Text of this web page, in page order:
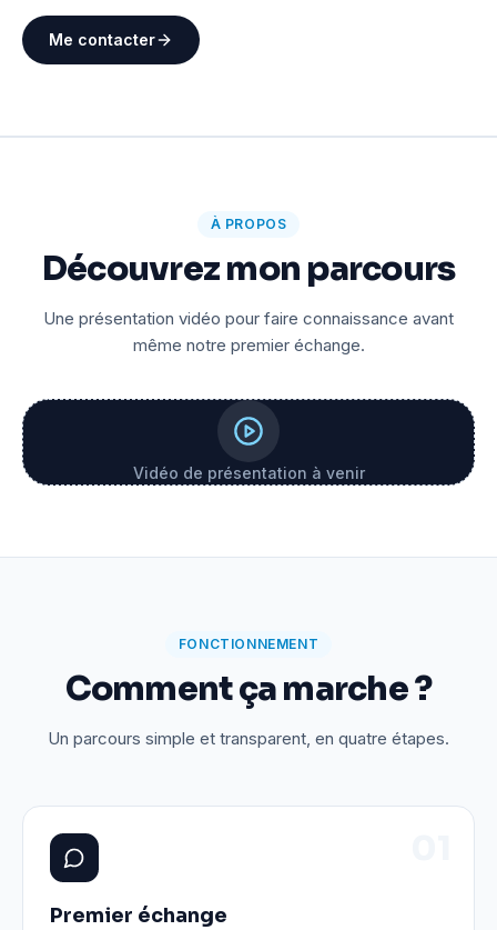
Me contacter
À PROPOS
Découvrez mon parcours
Une présentation vidéo pour faire connaissance avant
même notre premier échange.
Vidéo de présentation à venir
FONCTIONNEMENT
Comment ça marche ?
Un parcours simple et transparent, en quatre étapes.
Premier échange